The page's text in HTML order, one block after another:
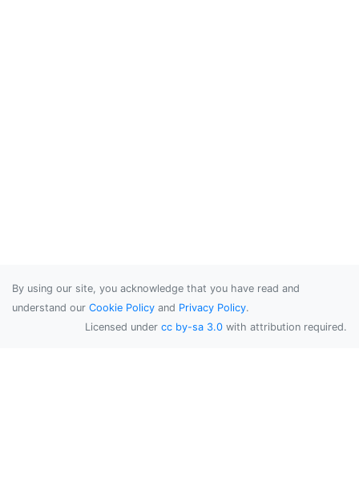
By using our site, you acknowledge that you have read and
understand our Cookie Policy and Privacy Policy.
Licensed under cc by-sa 3.0 with attribution required.